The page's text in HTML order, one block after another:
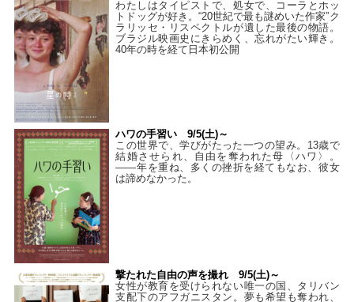
わたしはタイピストで、処⼥で、コーラとホッ
トドッグが好き。“20世紀で最も謎めいた作家”ク
ラリッセ・リスペクトルが遺した最後の物語。
ブラジル映画史にきらめく、忘れがたい輝き。
40年の時を経て⽇本初公開
ハワの手習い 9/5(土)～
この世界で、学びがたった一つの望み。13歳で
結婚させられ、自由を奪われた母〈ハワ〉。
——年を重ね、多くの挫折を経てもなお、彼女
は諦めなかった。
撃たれた自由の声を撮れ 9/5(土)～
女性が教育を受けられない唯一の国、タリバン
支配下のアフガニスタン。夢も希望も奪われ、